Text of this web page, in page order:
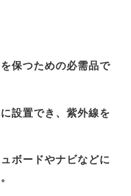
保つための必需品で
設置でき、紫外線を
ボードやナビなどに